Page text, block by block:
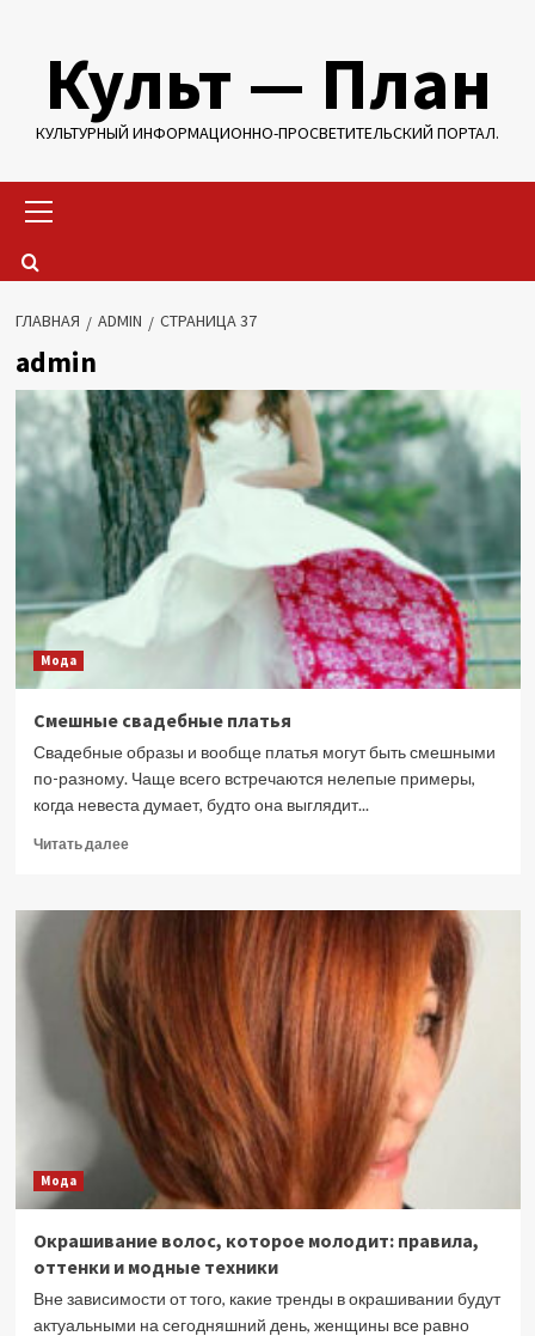
содержимому
Культ — План
КУЛЬТУРНЫЙ ИНФОРМАЦИОННО-ПРОСВЕТИТЕЛЬСКИЙ ПОРТАЛ.
меню
ГЛАВНАЯ ADMIN СТРАНИЦА 37
admin
Мода
Смешные свадебные платья
Свадебные образы и вообще платья могут быть смешными
по-разному. Чаще всего встречаются нелепые примеры,
когда невеста думает, будто она выглядит...
Читать далееПрочитать
Смешные
Мода
Окрашивание волос, которое молодит: правила,
оттенки и модные техники
Вне зависимости от того, какие тренды в окрашивании будут
актуальными на сегодняшний день, женщины все равно